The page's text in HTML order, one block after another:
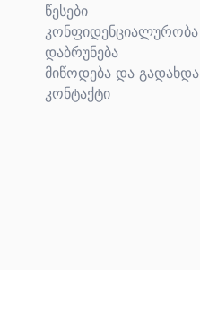
წესები
კონფიდენციალურობა
დაბრუნება
მიწოდება და გადახდა
კონტაქტი